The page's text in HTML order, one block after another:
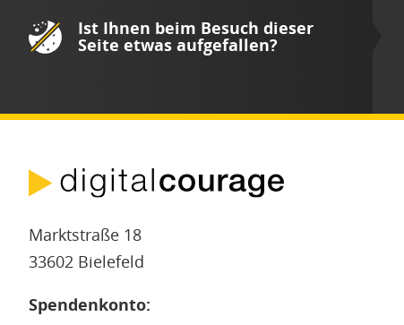
Ist Ihnen beim Besuch dieser
Seite etwas aufgefallen?
Marktstraße 18
33602 Bielefeld
Spendenkonto: